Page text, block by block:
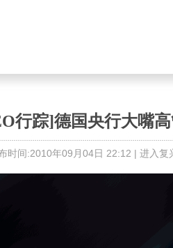
行踪]德国央行大嘴
时间:2010年09月04日 22:12 | 进入复